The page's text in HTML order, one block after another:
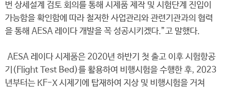
번 상세설계 검토 회의를 통해 시제품 제작 및 시험단계 진입이
가능함을 확인함에 따라 철저한 사업관리와 관련기관과의 협력
을 통해 AESA 레이다 개발을 꼭 성공시키겠다.”고 말했다.
AESA 레이다 시제품은 2020년 하반기 첫 출고 이후 시험항공
기(Flight Test Bed)를 활용하여 비행시험을 수행한 후, 2023
년부터는 KF-X 시제기에 탑재하여 지상 및 비행시험을 거쳐